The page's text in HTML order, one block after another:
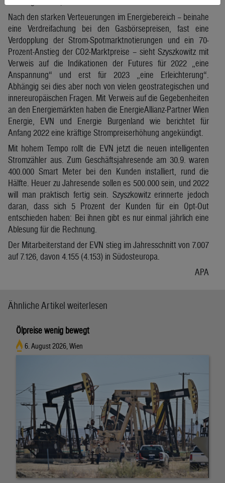
Nach den starken Verteuerungen im Energiebereich – beinahe
eine Verdreifachung bei den Gasbörsepreisen, fast eine
Verdopplung der Strom-Spotmarktnotierungen und ein 70-
Prozent-Anstieg der CO2-Marktpreise – sieht Szyszkowitz mit
Verweis auf die Indikationen der Futures für 2022 „eine
Anspannung“ und erst für 2023 „eine Erleichterung“.
Abhängig sei dies aber noch von vielen geostrategischen und
innereuropäischen Fragen. Mit Verweis auf die Gegebenheiten
an den Energiemärkten haben die EnergieAllianz-Partner Wien
Energie, EVN und Energie Burgenland wie berichtet für
Anfang 2022 eine kräftige Strompreiserhöhung angekündigt.
Mit hohem Tempo rollt die EVN jetzt die neuen intelligenten
Stromzähler aus. Zum Geschäftsjahresende am 30.9. waren
400.000 Smart Meter bei den Kunden installiert, rund die
Hälfte. Heuer zu Jahresende sollen es 500.000 sein, und 2022
will man praktisch fertig sein. Szyszkowitz erinnerte jedoch
daran, dass sich 5 Prozent der Kunden für ein Opt-Out
entschieden haben: Bei ihnen gibt es nur einmal jährlich eine
Ablesung für die Rechnung.
Der Mitarbeiterstand der EVN stieg im Jahresschnitt von 7.007
auf 7.126, davon 4.155 (4.153) in Südosteuropa.
APA
Ähnliche Artikel weiterlesen
Ölpreise wenig bewegt
6. August 2026, Wien